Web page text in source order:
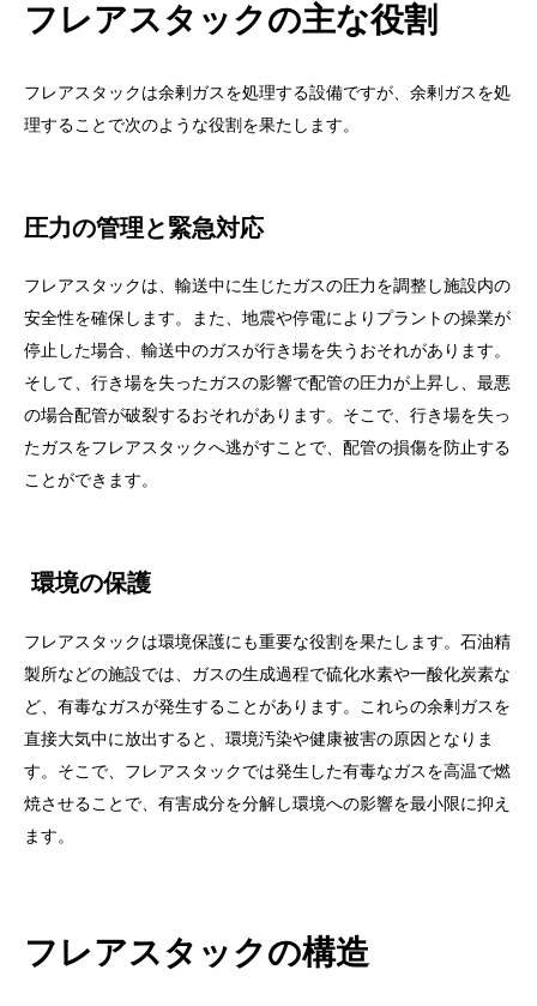
フレアスタックの主な役割
フレアスタックは余剰ガスを処理する設備ですが、余剰ガスを処
理することで次のような役割を果たします。
圧力の管理と緊急対応
フレアスタックは、輸送中に生じたガスの圧力を調整し施設内の
安全性を確保します。また、地震や停電によりプラントの操業が
停止した場合、輸送中のガスが行き場を失うおそれがあります。
そして、行き場を失ったガスの影響で配管の圧力が上昇し、最悪
の場合配管が破裂するおそれがあります。そこで、行き場を失っ
たガスをフレアスタックへ逃がすことで、配管の損傷を防止する
ことができます。
環境の保護
フレアスタックは環境保護にも重要な役割を果たします。石油精
製所などの施設では、ガスの生成過程で硫化水素や一酸化炭素な
ど、有毒なガスが発生することがあります。これらの余剰ガスを
直接大気中に放出すると、環境汚染や健康被害の原因となりま
す。そこで、フレアスタックでは発生した有毒なガスを高温で燃
焼させることで、有害成分を分解し環境への影響を最小限に抑え
ます。
フレアスタックの構造